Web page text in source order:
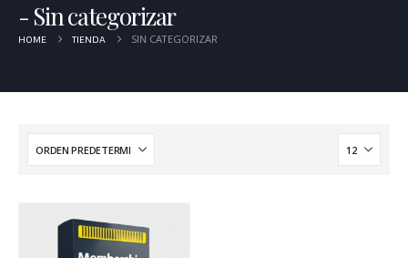
Sin categorizar
HOME TIENDA SIN CATEGORIZAR